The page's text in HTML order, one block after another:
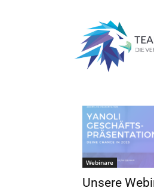
Schlagworte
Tag:
Webinare
Unsere